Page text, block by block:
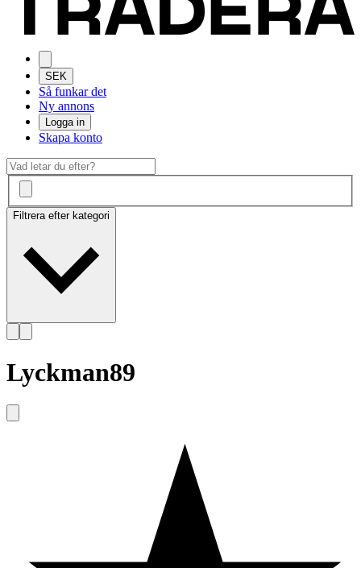
SEK
Så funkar det
Ny annons
Logga in
Skapa konto
Filtrera efter kategori
Lyckman89